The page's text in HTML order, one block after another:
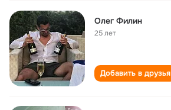
Олег Филин
25 лет
Добавить в друзья